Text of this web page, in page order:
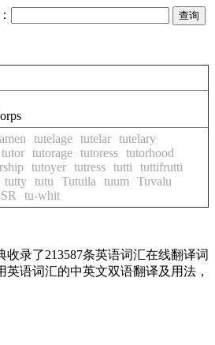
tutelage tutelar tutelary
tutor tutorage tutoress tutorhood
tutoyer tutress tutti
tuttifrutti
tutty tutu Tutuila tuum
Tuvalu
tu-whit
收录了213587条英语词汇在线翻译词
语词汇的中英文双语翻译及用法，